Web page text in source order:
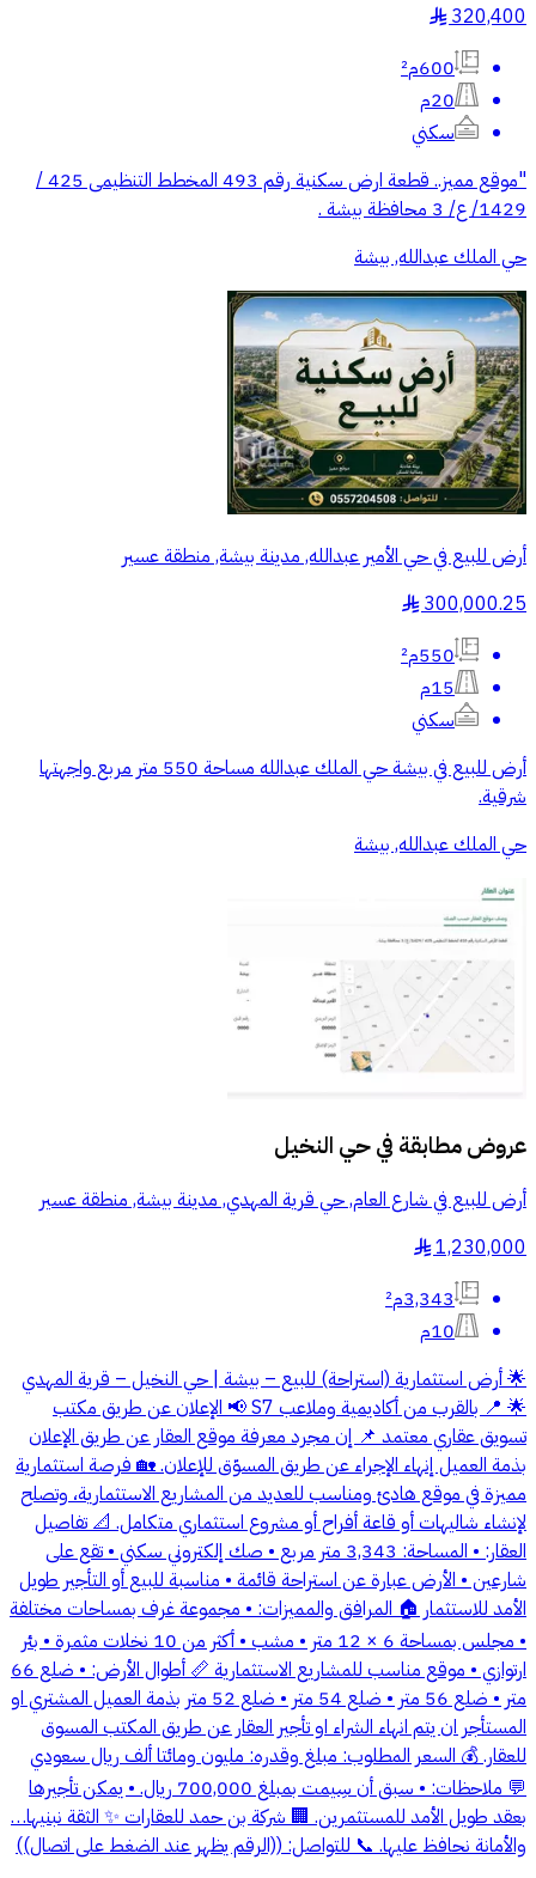
320,400
§
600م²
20م
سكني
"موقع مميز.. قطعة ارض سكنية رقم 493 المخطط التنظيمى 425 /
1429/ ع/ 3 محافظة بيشة .
حي الملك عبدالله, بيشة
أرض للبيع في حي الأمير عبدالله, مدينة بيشة, منطقة عسير
300,000.25
§
550م²
15م
سكني
أرض للبيع في بيشة حي الملك عبدالله مساحة 550 متر مربع واجهتها
شرقية.
حي الملك عبدالله, بيشة
عروض مطابقة فيحي النخيل
أرض للبيع في شارع العام, حي قرية المهدي, مدينة بيشة, منطقة عسير
1,230,000
§
3,343م²
10م
🌟 أرض استثمارية (استراحة) للبيع – بيشة | حي النخيل – قرية المهدي
🌟 📍 بالقرب من أكاديمية وملاعب S7 📢 الإعلان عن طريق مكتب
تسويق عقاري معتمد 📌 إن مجرد معرفة موقع العقار عن طريق الإعلان
بذمة العميل إنهاء الإجراء عن طريق المسوّق للإعلان. 🏡 فرصة استثمارية
مميزة في موقع هادئ ومناسب للعديد من المشاريع الاستثمارية، وتصلح
لإنشاء شاليهات أو قاعة أفراح أو مشروع استثماري متكامل. 📐 تفاصيل
العقار: • المساحة: 3,343 متر مربع • صك إلكتروني سكني • تقع على
شارعين • الأرض عبارة عن استراحة قائمة • مناسبة للبيع أو التأجير طويل
الأمد للاستثمار 🏠 المرافق والمميزات: • مجموعة غرف بمساحات مختلفة
• مجلس بمساحة 6 × 12 متر • مشب • أكثر من 10 نخلات مثمرة • بئر
ارتوازي • موقع مناسب للمشاريع الاستثمارية 📏 أطوال الأرض: • ضلع 66
متر • ضلع 56 متر • ضلع 54 متر • ضلع 52 متر بذمة العميل المشتري او
المستأجر ان يتم انهاء الشراء او تأجير العقار عن طريق المكتب المسوق
للعقار. 💰 السعر المطلوب: مبلغ وقدره: مليون ومائتا ألف ريال سعودي
💬 ملاحظات: • سبق أن سِيمت بمبلغ 700,000 ريال. • يمكن تأجيرها
بعقد طويل الأمد للمستثمرين. 🏢 شركة بن حمد للعقارات ✨ الثقة نبنيها…
والأمانة نحافظ عليها. 📞 للتواصل: ((الرقم يظهر عند الضغط على اتصال))